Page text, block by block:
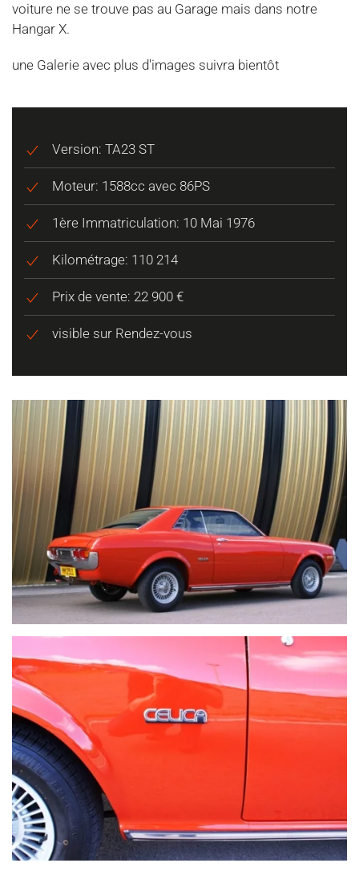
voiture ne se trouve pas au Garage mais dans notre
Hangar X.
une Galerie avec plus d'images suivra bientôt
Version: TA23 ST
Moteur: 1588cc avec 86PS
1ère Immatriculation: 10 Mai 1976
Kilométrage: 110 214
Prix de vente: 22 900 €
visible sur Rendez-vous
VOIR PLUS